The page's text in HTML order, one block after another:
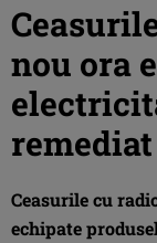
nou ora
remediat
Ceasurile cu
echipate